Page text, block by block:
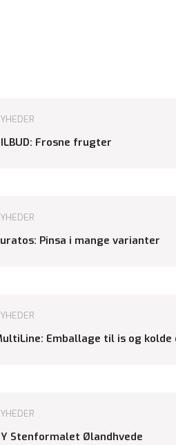
Frosne frugter
Pinsa i mange varianter
Emballage til is og kolde
Stenformalet Ølandhvede